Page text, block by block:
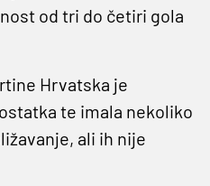
od tri do četiri gola
Hrvatska je
te imala nekoliko
ali ih nije